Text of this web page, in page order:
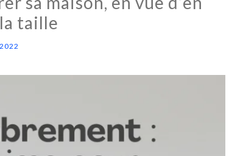
taille